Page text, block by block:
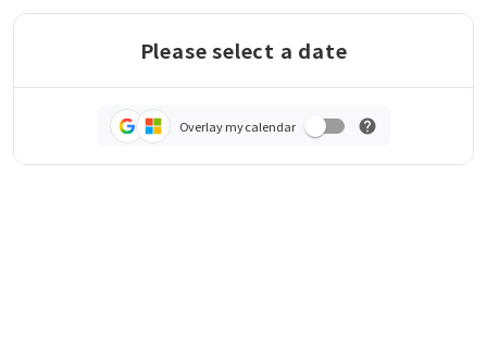
Please select a date
Overlay my calendar